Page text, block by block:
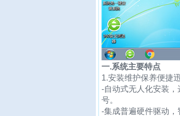
一.系统主要特点
1.安装维护保养便捷
-自动式无人化安装
号。
-集成普遍硬件驱动